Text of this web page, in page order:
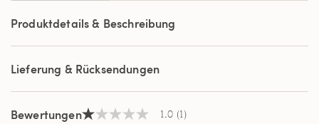
Produktdetails & Beschreibung
Lieferung & Rücksendungen
Bewertungen1.0 1.0 (1)